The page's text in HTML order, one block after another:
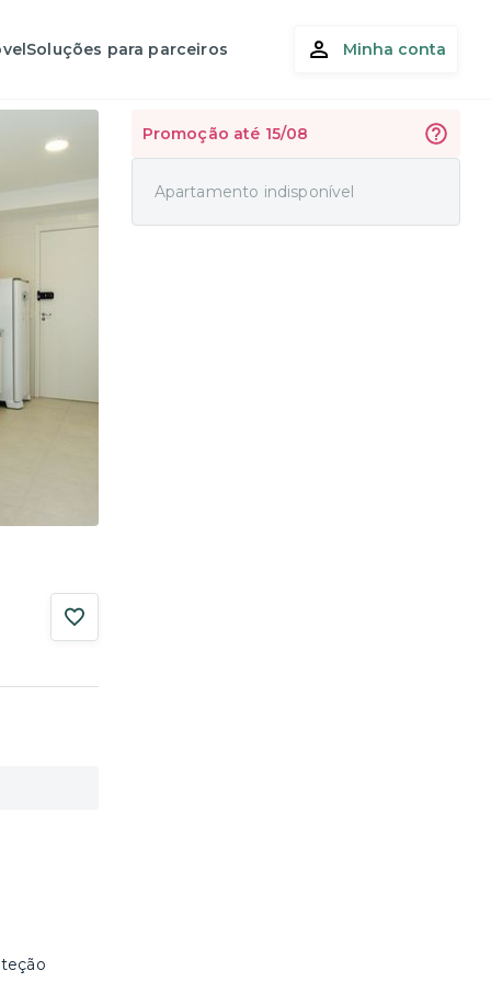
Soluções para parceiros Minha conta
Promoção até 15/08
Apartamento indisponível